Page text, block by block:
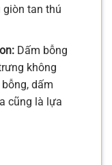
giòn tan thú
Dấm bỗng
không
dấm
cũng là lựa